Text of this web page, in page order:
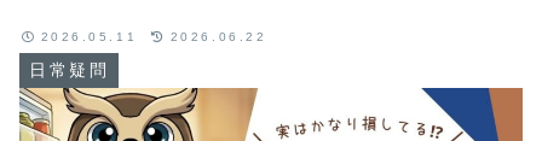
日常疑問
2026.05.11 2026.06.22